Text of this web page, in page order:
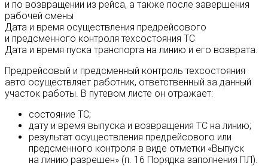
и по возвращении из рейса, а также после завершения
рабочей смены
Дата и время осуществления предрейсового
и предсменного контроля техсостояния ТС
Дата и время пуска транспорта на линию и его возврата.
Предрейсовый и предсменный контроль техсостояния
авто осуществляет работник, ответственный за данный
участок работы. В путевом листе он отражает:
состояние ТС;
дату и время выпуска и возвращения ТС на линию;
результат осуществления предрейсового или
предсменного контроля в виде отметки «Выпуск
на линию разрешен» (п. 16 Порядка заполнения ПЛ).